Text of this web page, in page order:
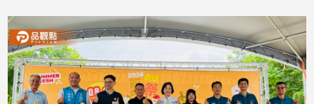
／
電
影
推
薦
2026/08/07